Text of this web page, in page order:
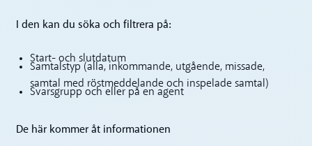
I den kan du söka och filtrera på:
Start- och slutdatum
Samtalstyp (alla, inkommande, utgående, missade,
samtal med röstmeddelande och inspelade samtal)
Svarsgrupp och eller på en agent
De här kommer åt informationen